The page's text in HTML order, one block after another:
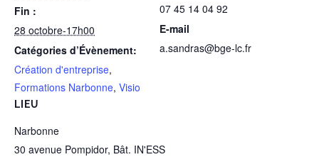
Fin :
28 octobre-17h00
Catégories d’Évènement:
Création d'entreprise,
Formations Narbonne, Visio
LIEU
Narbonne
30 avenue Pompidor, Bât. IN'ESS
07 45 14 04 92
E-mail
a.sandras@bge-lc.fr